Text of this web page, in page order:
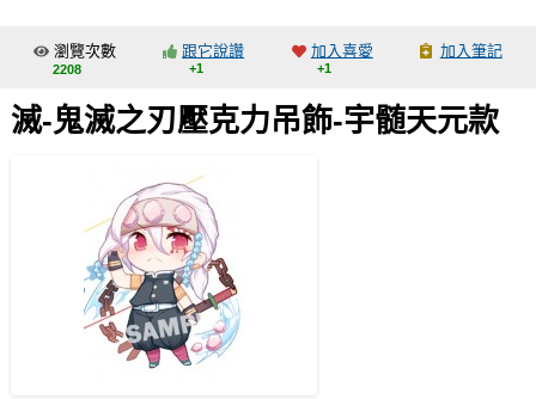
交流中心
攤位轉讓區
會員中心
註冊會員
登入
瀏覽次數
2208
跟它說讚
+1
加入喜愛
+1
加入筆記
滅-鬼滅之刃壓克力吊飾-宇髄天元款